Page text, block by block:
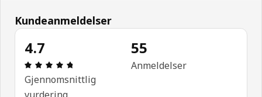
Kundeanmeldelser
4.7
Produktomtale: 4.7 ingen kundevurdering 5
Gjennomsnittlig
55
Anmeldelser